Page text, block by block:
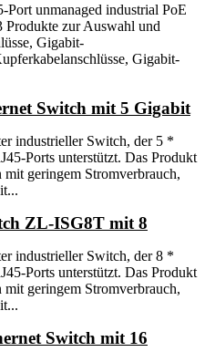
unmanaged industrial PoE
Produkte zur Auswahl und
Gigabit-
Gigabit-
Switch mit 5 Gigabit
industrieller Switch, der 5 *
Ports unterstützt. Das Produkt
geringem Stromverbrauch,
ZL-ISG8T mit 8
industrieller Switch, der 8 *
Ports unterstützt. Das Produkt
geringem Stromverbrauch,
Switch mit 16